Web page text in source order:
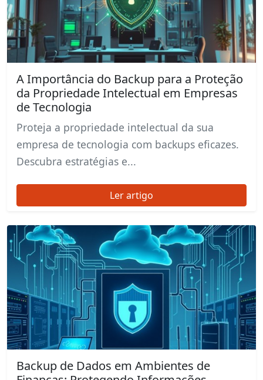
A Importância do Backup para a Proteção
da Propriedade Intelectual em Empresas
de Tecnologia
Proteja a propriedade intelectual da sua
empresa de tecnologia com backups eficazes.
Descubra estratégias e...
Ler artigo
Backup de Dados em Ambientes de